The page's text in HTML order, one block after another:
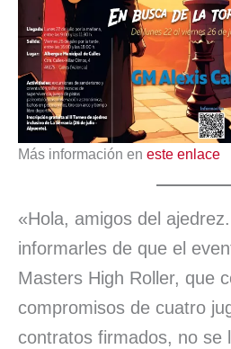
Más información en este enlace
«Hola, amigos del
informarles de que el
Masters High Roller, que
compromisos de cuatro
contratos firmados, no se